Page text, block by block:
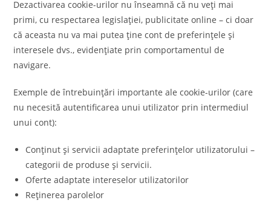
Dezactivarea cookie-urilor nu înseamnă că nu veți mai
primi, cu respectarea legislației, publicitate online – ci doar
că aceasta nu va mai putea ține cont de preferințele și
interesele dvs., evidențiate prin comportamentul de
navigare.
Exemple de întrebuințări importante ale cookie-urilor (care
nu necesită autentificarea unui utilizator prin intermediul
unui cont):
Conținut și servicii adaptate preferințelor utilizatorului –
categorii de produse și servicii.
Oferte adaptate intereselor utilizatorilor
Reținerea parolelor